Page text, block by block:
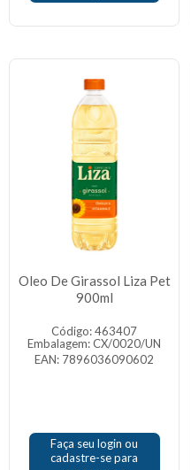
Oleo De Girassol Liza Pet
900ml
Código: 463407
Embalagem: CX/0020/UN
EAN: 7896036090602
Faça seu login ou
cadastre-se para